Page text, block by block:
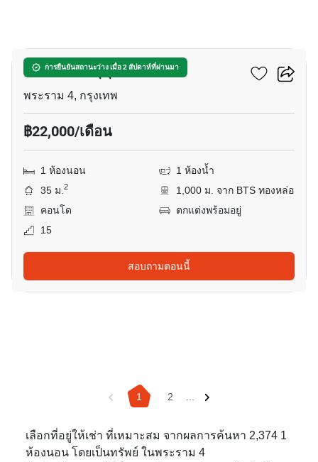
การยืนยันสถานะว่าง เมื่อ 2 สัปดาห์ที่ผ่านมา
โอกะ เฮ้าส์ สุขุมวิท 36
พระราม 4, กรุงเทพ
฿22,000/เดือน
1 ห้องนอน
1 ห้องน้ำ
35 ม.2
1,000 ม. จาก BTS ทองหล่อ
คอนโด
ตกแต่งพร้อมอยู่
15
สอบถามตอนนี้
1 2 ...
เลือกที่อยู่ให้เช่า ที่เหมาะสม จากผลการค้นหา 2,374 1
ห้องนอน โดยเป็นทรัพย์ ในพระราม 4